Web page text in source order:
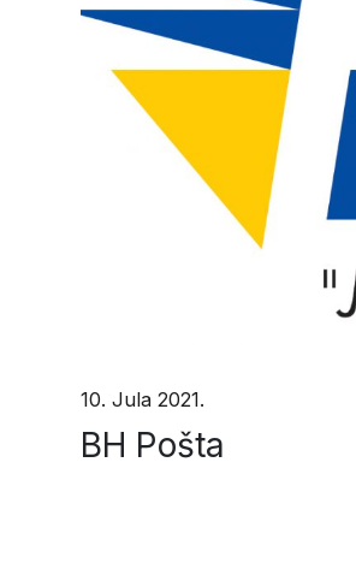
10. Jula 2021.
BH Pošta